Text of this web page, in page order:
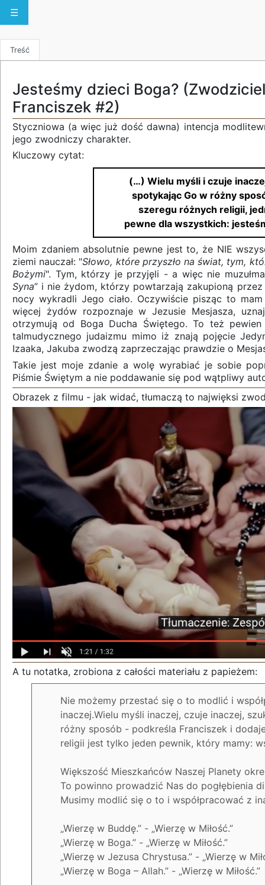
☰
Treść
Jesteśmy dzieci Boga? (Zwodziciel
Franciszek #2)
Styczniowa (a więc już dość dawna) intencja
jego zwodniczy charakter.
Kluczowy cytat:
(…) Wielu myśli i czuje
spotykając Go w różny
szeregu różnych religii,
pewne dla wszystkich:
Moim zdaniem absolutnie pewne jest to, że NIE
ziemi nauczał: "Słowo, które przyszło na świat, tym,
Bożymi". Tym, którzy je przyjęli - a więc nie
Syna” i nie żydom, którzy powtarzają zakupioną
nocy wykradli Jego ciało. Oczywiście pisząc to
więcej żydów rozpoznaje w Jezusie Mesjasza,
otrzymują od Boga Ducha Świętego. To też
talmudycznego judaizmu mimo iż znają pojęcie
Izaaka, Jakuba zwodzą zaprzeczając prawdzie o
Takie jest moje zdanie a wolę wyrabiać je sobie
Piśmie Świętym a nie poddawanie się pod wątpliwy
Obrazek z filmu - jak widać, tłumaczą to najwięksi
A tu notatka, zrobiona z całości materiału z papieżem:
Nie możemy przestać się o to modlić i
inaczej.Wielu myśli inaczej, czuje inaczej,
różny sposób - podkreśla Franciszek i
religii jest tylko jeden pewnik, który mamy:
Większość Mieszkańców Naszej Planety
To powinno prowadzić Nas do pogłębienia
Musimy modlić się o to i współpracować z
„Wierzę w Buddę.” - „Wierzę w Miłość.”
„Wierzę w Boga.” - „Wierzę w Miłość.”
„Wierzę w Jezusa Chrystusa.” - „Wierzę w
„Wierzę w Boga – Allah.” - „Wierzę w Miłość.”